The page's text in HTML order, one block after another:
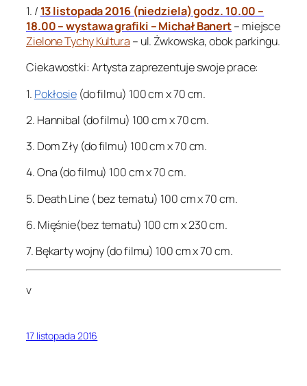
1. / 13 listopada 2016 (niedziela) godz. 10.00 –
18.00 – wystawa grafiki – Michał Banert– miejsce
Zielone Tychy Kultura – ul. Żwkowska, obok parkingu.
Ciekawostki: Artysta zaprezentuje swoje prace:
1. Pokłosie(do filmu) 100 cm x 70 cm.
2. Hannibal (do filmu) 100 cm x 70 cm.
3. Dom Zły (do filmu) 100 cm x 70 cm.
4. Ona (do filmu) 100 cm x 70 cm.
5. Death Line ( bez tematu) 100 cm x 70 cm.
6. Mięśnie(bez tematu) 100 cm x 230 cm.
7. Bękarty wojny (do filmu) 100 cm x 70 cm.
v
17 listopada 2016